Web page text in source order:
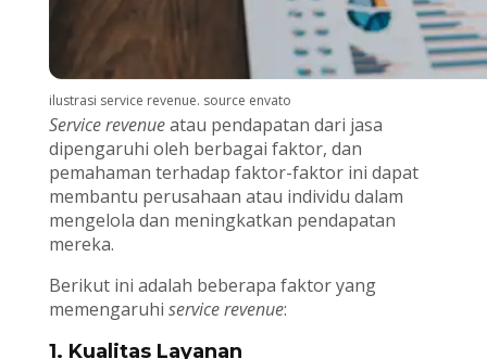
ilustrasi service revenue. source envato
Service revenueatau pendapatan dari jasa
dipengaruhi oleh berbagai faktor, dan
pemahaman terhadap faktor-faktor ini dapat
membantu perusahaan atau individu dalam
mengelola dan meningkatkan pendapatan
mereka.
Berikut ini adalah beberapa faktor yang
memengaruhi service revenue:
1. Kualitas Layanan